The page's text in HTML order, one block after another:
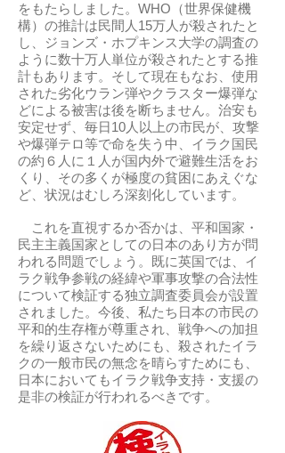
をもたらしました。WHO（世界保健機
構）の推計は民間人15万人が殺されたと
し、ジョンズ・ホプキンス大学の調査の
ように数十万人単位が殺されたとする推
計もあります。そして現在もなお、使用
された劣化ウラン弾やクラスター爆弾な
どによる被害は後を断ちません。治安も
安定せず、毎日10人以上の市民が、攻撃
や爆弾テロ等で命を失う中、イラク国民
の約６人に１人が国内外で避難生活をお
くり、その多くが極度の貧困にあえぐな
ど、状況はむしろ深刻化しています。
これを直視するか否かは、平和国家・
民主主義国家としての日本のあり方が問
われる問題でしょう。既に英国では、イ
ラク戦争参戦の経緯や軍事攻撃の合法性
について検証する独立調査委員会が設置
されました。今後、私たち日本の市民の
平和的生存権が尊重され、戦争への加担
を繰り返さないためにも、殺されたイラ
クの一般市民の無念を晴らすためにも、
日本においてもイラク戦争支持・支援の
是非の検証が行われるべきです。